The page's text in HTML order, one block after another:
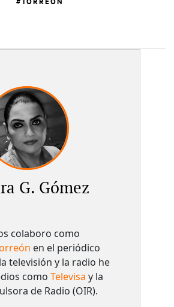
G. Gómez
colaboro como
en el periódico
televisión y la radio he
como Televisa y la
de Radio (OIR).